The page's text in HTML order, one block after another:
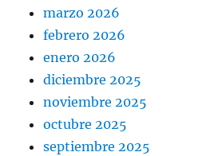
marzo 2026
febrero 2026
enero 2026
diciembre 2025
noviembre 2025
octubre 2025
septiembre 2025